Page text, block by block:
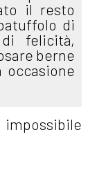
il resto
di
felicità,
berne